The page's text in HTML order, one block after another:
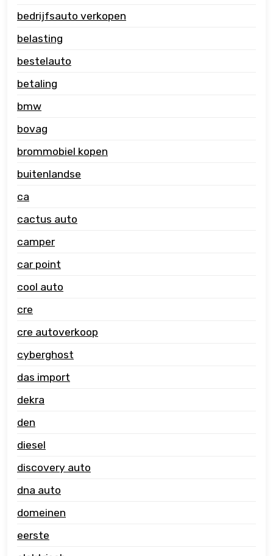
bedrijfsauto verkopen
belasting
bestelauto
betaling
bmw
bovag
brommobiel kopen
buitenlandse
ca
cactus auto
camper
car point
cool auto
cre
cre autoverkoop
cyberghost
das import
dekra
den
diesel
discovery auto
dna auto
domeinen
eerste